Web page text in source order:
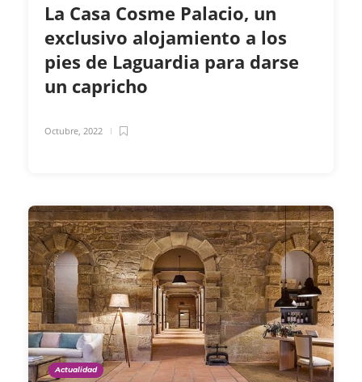
La Casa Cosme Palacio, un
exclusivo alojamiento a los
pies de Laguardia para darse
un capricho
Octubre, 2022
Actualidad